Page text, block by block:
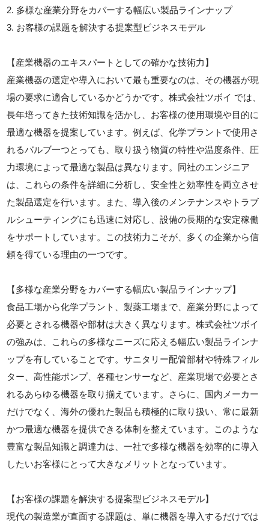
2. 多様な産業分野をカバーする幅広い製品ラインナップ
3. お客様の課題を解決する提案型ビジネスモデル
【産業機器のエキスパートとしての確かな技術力】
産業機器の選定や導入において最も重要なのは、その機器が現
場の要求に適合しているかどうかです。株式会社ツボイ では、
長年培ってきた技術知識を活かし、お客様の使用環境や目的に
最適な機器を提案しています。例えば、化学プラントで使用さ
れるバルブ一つとっても、取り扱う物質の特性や温度条件、圧
力環境によって最適な製品は異なります。同社のエンジニア
は、これらの条件を詳細に分析し、安全性と効率性を両立させ
た製品選定を行います。また、導入後のメンテナンスやトラブ
ルシューティングにも迅速に対応し、設備の長期的な安定稼働
をサポートしています。この技術力こそが、多くの企業から信
頼を得ている理由の一つです。
【多様な産業分野をカバーする幅広い製品ラインナップ】
食品工場から化学プラント、製薬工場まで、産業分野によって
必要とされる機器や部材は大きく異なります。株式会社ツボイ
の強みは、これらの多様なニーズに応える幅広い製品ラインナ
ップを有していることです。サニタリー配管部材や特殊フィル
ター、高性能ポンプ、各種センサーなど、産業現場で必要とさ
れるあらゆる機器を取り揃えています。さらに、国内メーカー
だけでなく、海外の優れた製品も積極的に取り扱い、常に最新
かつ最適な機器を提供できる体制を整えています。このような
豊富な製品知識と調達力は、一社で多様な機器を効率的に導入
したいお客様にとって大きなメリットとなっています。
【お客様の課題を解決する提案型ビジネスモデル】
現代の製造業が直面する課題は、単に機器を導入するだけでは